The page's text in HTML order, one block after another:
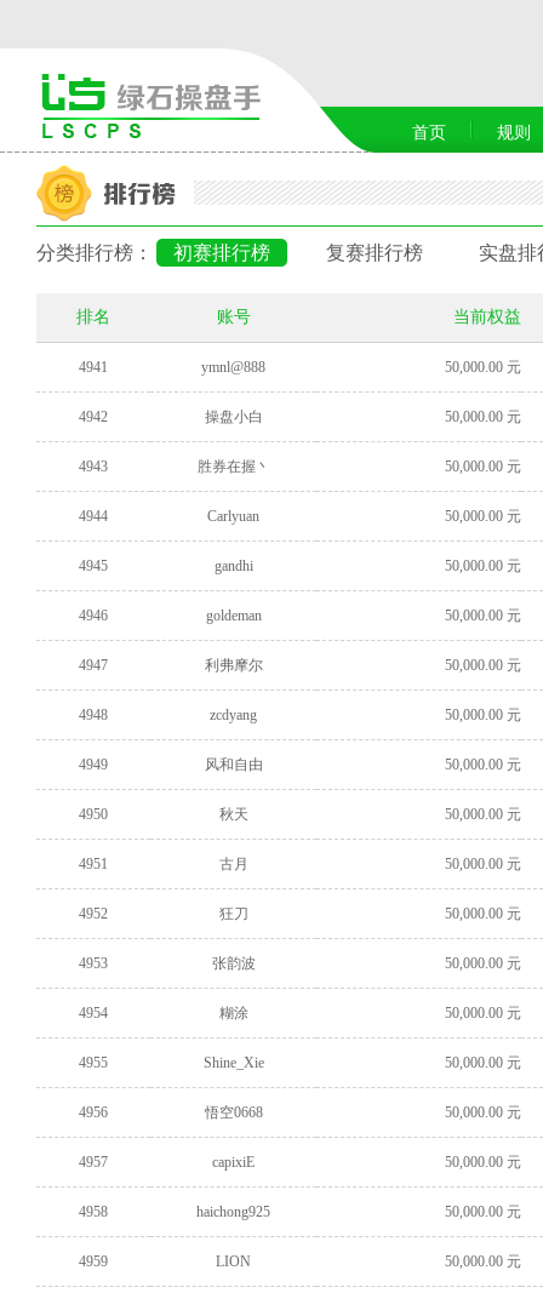
首页 规则
分类排行榜： 初赛排行榜 复赛排行榜 实盘排
排名 账号 当前权益
4941 ymnl@888 50,000.00 元
4942 操盘小白 50,000.00 元
4943 胜券在握丶 50,000.00 元
4944 Carlyuan 50,000.00 元
4945 gandhi 50,000.00 元
4946 goldeman 50,000.00 元
4947 利弗摩尔 50,000.00 元
4948 zcdyang 50,000.00 元
4949 风和自由 50,000.00 元
4950 秋天 50,000.00 元
4951 古月 50,000.00 元
4952 狂刀 50,000.00 元
4953 张韵波 50,000.00 元
4954 糊涂 50,000.00 元
4955 Shine_Xie 50,000.00 元
4956 悟空0668 50,000.00 元
4957 capixiE 50,000.00 元
4958 haichong925 50,000.00 元
4959 LION 50,000.00 元